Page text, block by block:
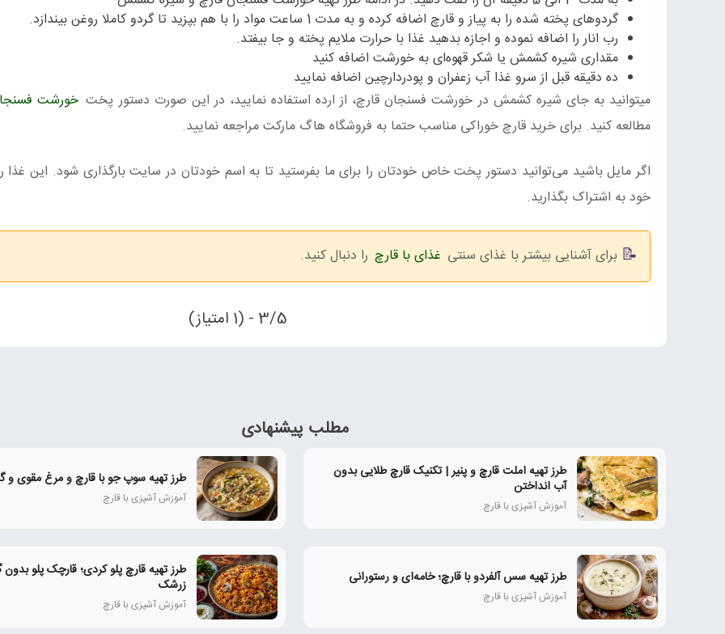
گردوهای پخته شده را به پیاز و قارچ اضافه کرده و به مدت 1 ساعت مواد را با هم بپزید تا گردو کاملا روغن بیندازد.
رب انار را اضافه نموده و اجازه بدهید غذا با حرارت ملایم پخته و جا بیفتد.
مقداری شیره کشمش یا شکر قهوه‌ای به خورشت اضافه کنید
ده دقیقه قبل از سرو غذا آب زعفران و پودردارچین اضافه نمایید
میتوانید به جای شیره کشمش در خورشت فسنجان قارچ، از ارده استفاده نمایید، در این صورت دستور پخت خورشت
مطالعه کنید. برای خرید قارچ خوراکی مناسب حتما به فروشگاه هاگ مارکت مراجعه نمایید.
اگر مایل باشید می‌توانید دستور پخت خاص خودتان را برای ما بفرستید تا به اسم خودتان در سایت بارگذاری شود. این غذا
خود به اشتراک بگذارید.
برای آشنایی بیشتر با غذای سنتی غذای با قارچ را دنبال کنید.
3/5 - (1 امتیاز)
مطلب پیشنهادی
طرز تهیه املت قارچ و پنیر | تکنیک قارچ طلایی بدون
آب انداختن
آموزش آشپزی با قارچ
طرز تهیه سوپ جو با قارچ و مرغ مقوی و
آموزش آشپزی با قارچ
طرز تهیه سس آلفردو با قارچ؛ خامه‌ای و رستورانی
آموزش آشپزی با قارچ
طرز تهیه قارچ پلو کردی؛ قارچک پلو
زرشک
آموزش آشپزی با قارچ